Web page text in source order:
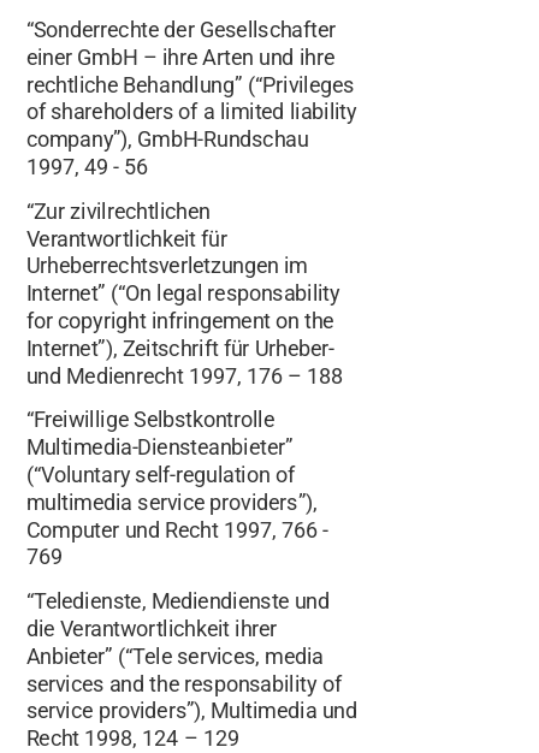
“Sonderrechte der Gesellschafter
einer GmbH – ihre Arten und ihre
rechtliche Behandlung” (“Privileges
of shareholders of a limited liability
company”), GmbH-Rundschau
1997, 49 - 56
“Zur zivilrechtlichen
Verantwortlichkeit für
Urheberrechtsverletzungen im
Internet” (“On legal responsability
for copyright infringement on the
Internet”), Zeitschrift für Urheber-
und Medienrecht 1997, 176 – 188
“Freiwillige Selbstkontrolle
Multimedia-Diensteanbieter”
(“Voluntary self-regulation of
multimedia service providers”),
Computer und Recht 1997, 766 -
769
“Teledienste, Mediendienste und
die Verantwortlichkeit ihrer
Anbieter” (“Tele services, media
services and the responsability of
service providers”), Multimedia und
Recht 1998, 124 – 129